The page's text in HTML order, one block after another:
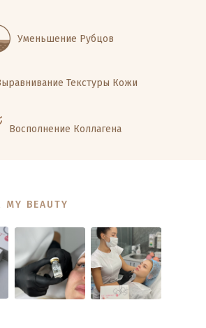
Уменьшение Рубцов
Текстуры Кожи
Восполнение Коллагена
MY BEAUTY